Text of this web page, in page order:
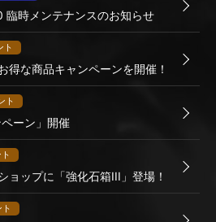
時メンテナンスのお知らせ
ト
得な商品キャンペーンを開催！
ト
ペーン」開催
ョップに「強化石箱III」登場！